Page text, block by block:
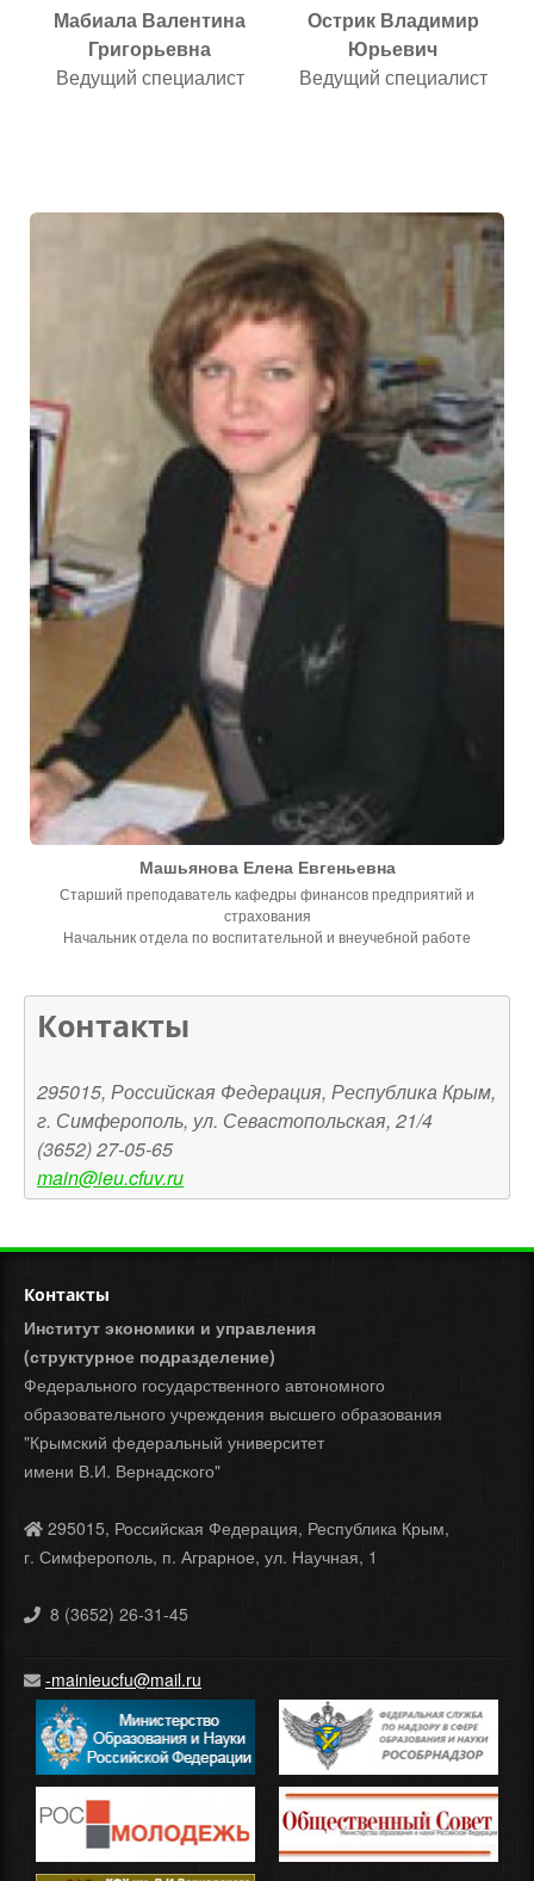
Мабиала Валентина
Григорьевна
Ведущий специалист
Острик Владимир
Юрьевич
Ведущий специалист
Машьянова Елена Евгеньевна
Старший преподаватель кафедры финансов предприятий и
страхования
Начальник отдела по воспитательной и внеучебной работе
Контакты
295015, Российская Федерация, Республика Крым,
г. Симферополь, ул. Севастопольская, 21/4
(3652) 27-05-65
main@ieu.cfuv.ru
Контакты
Институт экономики и управления
(структурное подразделение)
Федерального государственного автономного
образовательного учреждения высшего образования
"Крымский федеральный университет
имени В.И. Вернадского"
295015, Российская Федерация, Республика Крым,
г. Симферополь, п. Аграрное, ул. Научная, 1
8 (3652) 26-31-45
-mainieucfu@mail.ru